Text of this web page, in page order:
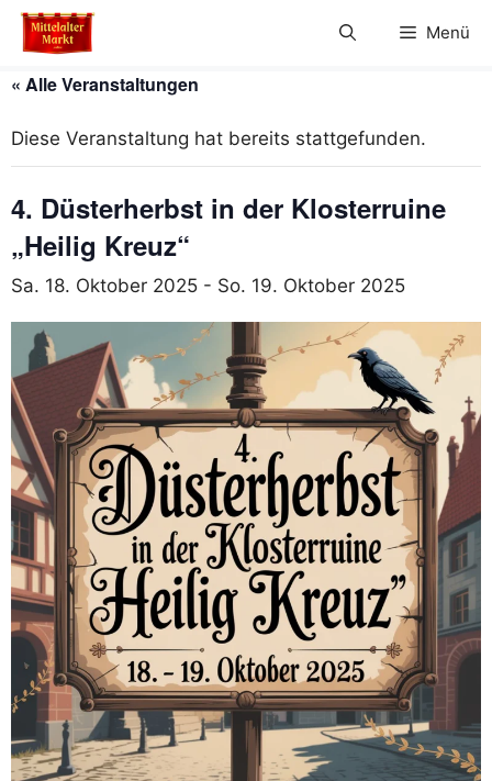
Zum
Inhalt
Menü
« Alle Veranstaltungen
Diese Veranstaltung hat bereits stattgefunden.
4. Düsterherbst in der Klosterruine
„Heilig Kreuz“
Sa. 18. Oktober 2025 - So. 19. Oktober 2025